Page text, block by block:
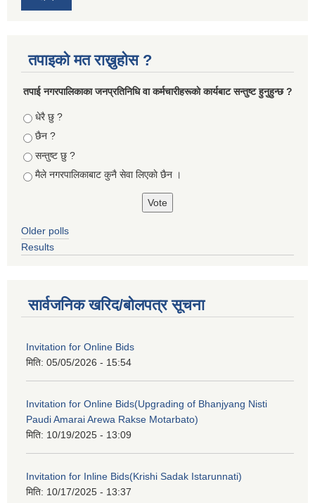
तपाइको मत राख्नुहोस ?
तपा‌ई नगरपालिकाका जनप्रतिनिधि वा कर्मचारीहरूकाे कार्यबाट सन्तुष्ट हुनुहुन्छ ?
Choices
धेरै छु ?
छैन ?
सन्तुष्ट छु ?
मैले नगरपालिकाबाट कुनै सेवा लिएकाे छैन ।
Older polls
Results
सार्वजनिक खरिद/बोलपत्र सूचना
Invitation for Online Bids
मिति: 05/05/2026 - 15:54
Invitation for Online Bids(Upgrading of Bhanjyang Nisti
Paudi Amarai Arewa Rakse Motarbato)
मिति: 10/19/2025 - 13:09
Invitation for Inline Bids(Krishi Sadak Istarunnati)
मिति: 10/17/2025 - 13:37